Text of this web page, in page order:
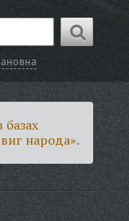
народа».